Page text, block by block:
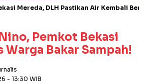
Mereda, DLH Pastikan Air Kembali
Pemkot Bekasi
Warga Bakar Sampah!
- 13:30 WIB